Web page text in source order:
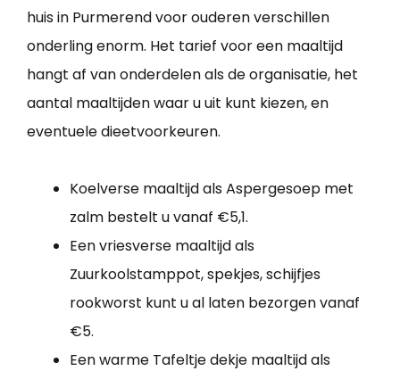
huis in Purmerend voor ouderen verschillen
onderling enorm. Het tarief voor een maaltijd
hangt af van onderdelen als de organisatie, het
aantal maaltijden waar u uit kunt kiezen, en
eventuele dieetvoorkeuren.
Koelverse maaltijd als Aspergesoep met
zalm bestelt u vanaf €5,1.
Een vriesverse maaltijd als
Zuurkoolstamppot, spekjes, schijfjes
rookworst kunt u al laten bezorgen vanaf
€5.
Een warme Tafeltje dekje maaltijd als